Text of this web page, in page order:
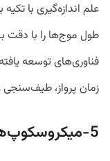
علم اندازه‌گیری با
طول موج‌ها را با دقت
فناوری‌های توسعه
زمان پرواز، طیف‌سنجی
5-میکروسکوپ‌ها